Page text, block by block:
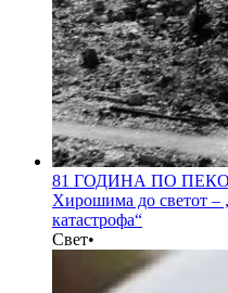
81 ГОДИНА ПО
Хирошима до светот –
катастрофа“
Свет•